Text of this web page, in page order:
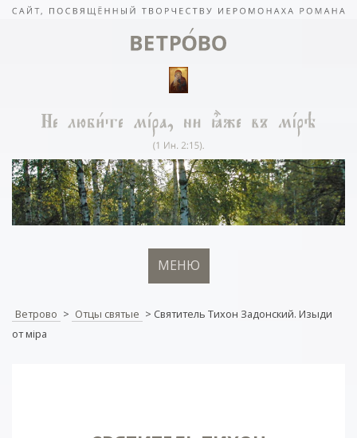
МЕНЮ
Ветрово > Отцы святые > Святитель Тихон Задонский. Изыди
от мiра